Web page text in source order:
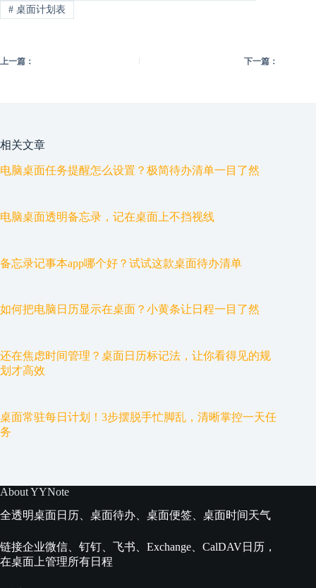
#桌面计划表
上一篇： 下一篇：
相关文章
电脑桌面任务提醒怎么设置？极简待办清单一目了然
电脑桌面透明备忘录，记在桌面上不挡视线
备忘录记事本app哪个好？试试这款桌面待办清单
如何把电脑日历显示在桌面？小黄条让日程一目了然
还在焦虑时间管理？桌面日历标记法，让你看得见的规
划才高效
桌面常驻每日计划！3步摆脱手忙脚乱，清晰掌控一天任
务
About YYNote
全透明桌面日历、桌面待办、桌面便签、桌面时间天气
链接企业微信、钉钉、飞书、Exchange、CalDAV日历，
在桌面上管理所有日程